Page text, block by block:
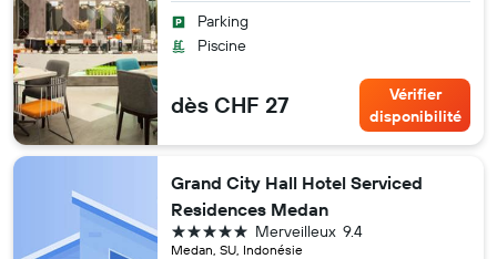
Parking
Piscine
dès CHF 27
Vérifier
disponibilité
Grand City Hall Hotel Serviced
Residences Medan
Medan, SU, Indonésie
9.4
Merveilleux
5 étoiles